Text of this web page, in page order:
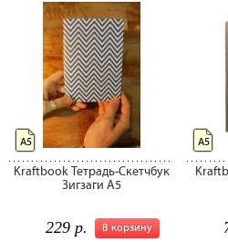
Kraftbook Тетрадь-Скетчбук
Зигзаги А5
В корзину
229 р.
А5 А5